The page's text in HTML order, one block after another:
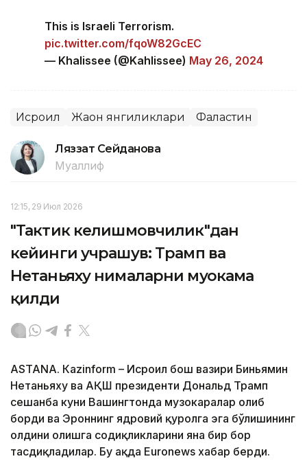
This is Israeli Terrorism.
pic.twitter.com/fqoW82GcEC
— Khalissee (@Kahlissee) May 26, 2024
Исроил Жаҳон янгиликлари Фаластин
Ляззат Сейданова
Муаллиф
12:15, 29 Июл 2026
"Тактик келишмовчилик"дан
кейинги учрашув: Трамп ва
Нетаньяху нималарни муҳокама
қилди
ASTANА. Кazinform – Исроил бош вазири Биньямин
Нетаньяху ва АҚШ президенти Дональд Трамп
сешанба куни Вашингтонда музокаралар олиб
борди ва Эроннинг ядровий қуролга эга бўлишининг
олдини олишга содиқликларини яна бир бор
тасдиқладилар. Бу ҳақда Euronews хабар берди.